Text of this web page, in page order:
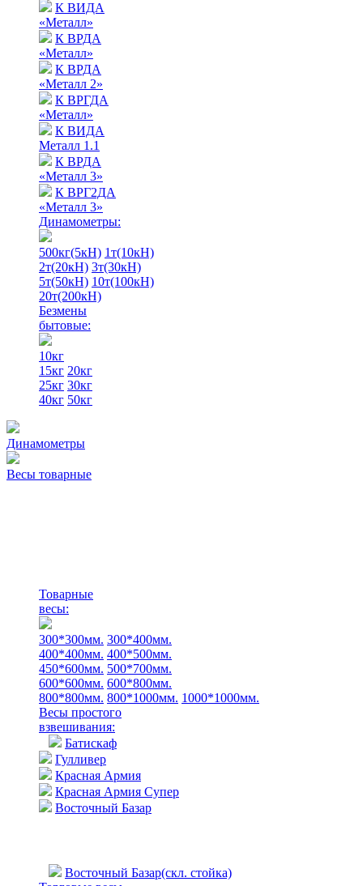
К ВИДА
«Металл»
К ВРДА
«Металл»
К ВРДА
«Металл 2»
К ВРГДА
«Металл»
К ВИДА
Металл 1.1
К ВРДА
«Металл 3»
К ВРГ2ДА
«Металл 3»
Динамометры:
500кг(5кН) 1т(10кН)
2т(20кН) 3т(30кН)
5т(50кН) 10т(100кН)
20т(200кН)
Безмены
бытовые:
10кг
15кг 20кг
25кг 30кг
40кг 50кг
Динамометры
Весы товарные
Товарные
весы:
300*300мм. 300*400мм.
400*400мм. 400*500мм.
450*600мм. 500*700мм.
600*600мм. 600*800мм.
800*800мм. 800*1000мм. 1000*1000мм.
Весы простого
взвешивания:
Батискаф
Гулливер
Красная Армия
Красная Армия Супер
Восточный Базар
Восточный Базар(скл. стойка)